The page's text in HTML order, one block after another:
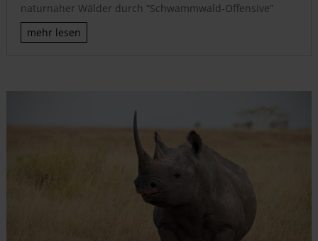
naturnaher Wälder durch “Schwammwald-Offensive”
mehr lesen